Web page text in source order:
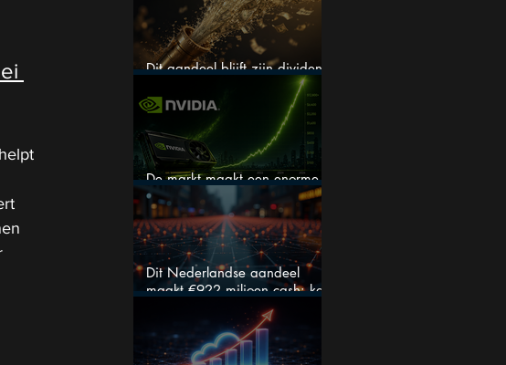
Dit aandeel blijft zijn dividend
verhogen, wat er ook gebeurt
De markt maakt een enorme
fout bij Nvidia
Dit Nederlandse aandeel
maakt €922 miljoen cash: kan
dit dividendaandeel blijven